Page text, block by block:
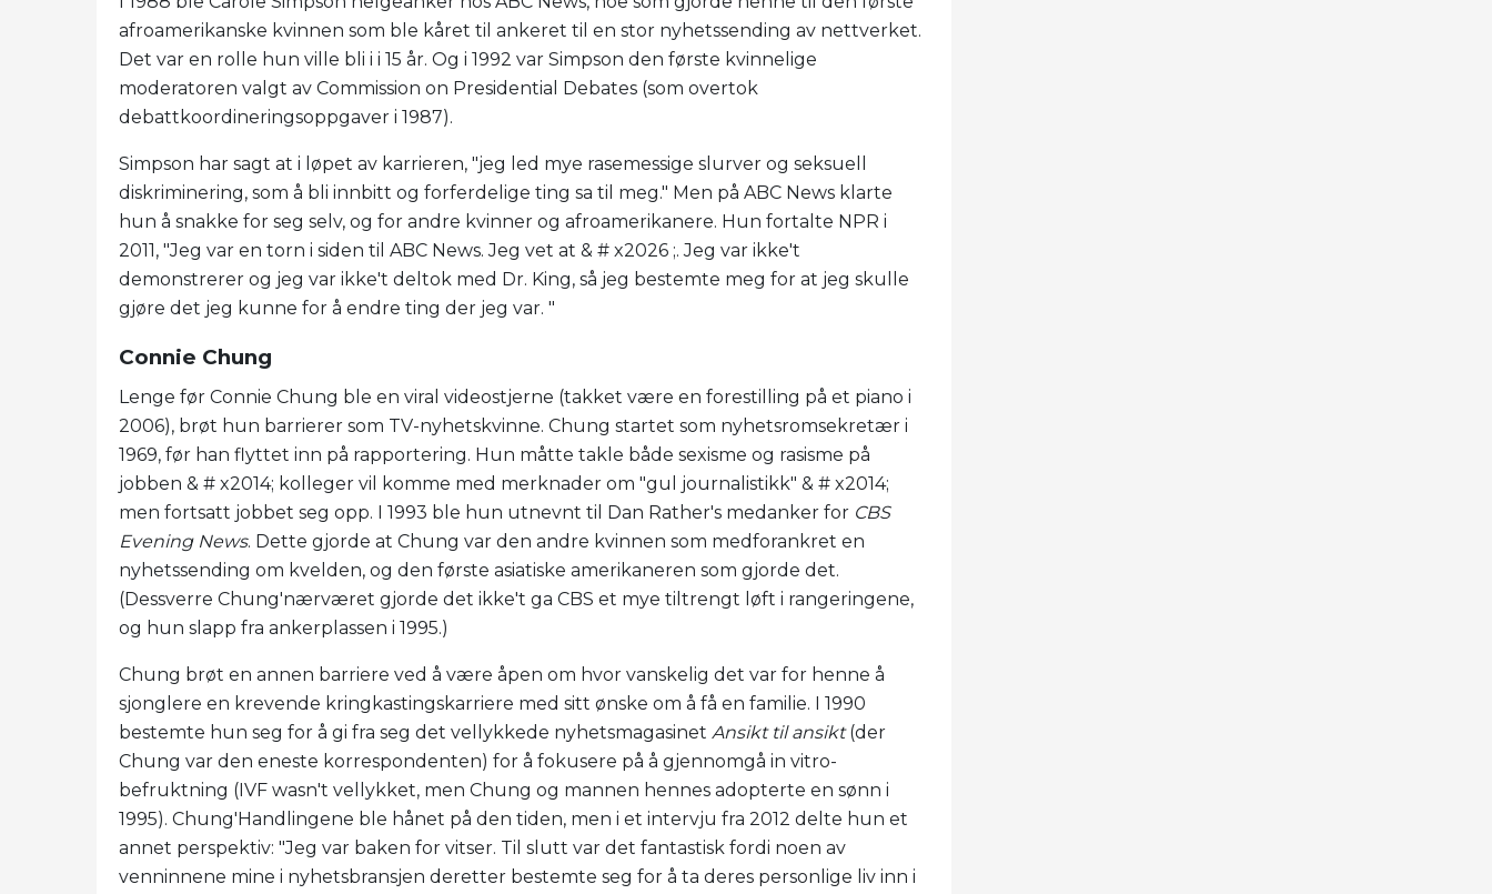
afroamerikanske kvinnen som ble kåret til ankeret til en stor nyhetssending av nettverket.
Det var en rolle hun ville bli i i 15 år. Og i 1992 var Simpson den første kvinnelige
moderatoren valgt av Commission on Presidential Debates (som overtok
debattkoordineringsoppgaver i 1987).
Simpson har sagt at i løpet av karrieren, "jeg led mye rasemessige slurver og seksuell
diskriminering, som å bli innbitt og forferdelige ting sa til meg." Men på ABC News klarte
hun å snakke for seg selv, og for andre kvinner og afroamerikanere. Hun fortalte NPR i
2011, "Jeg var en torn i siden til ABC News. Jeg vet at & # x2026 ;. Jeg var ikke't
demonstrerer og jeg var ikke't deltok med Dr. King, så jeg bestemte meg for at jeg skulle
gjøre det jeg kunne for å endre ting der jeg var. "
Connie Chung
Lenge før Connie Chung ble en viral videostjerne (takket være en forestilling på et piano i
2006), brøt hun barrierer som TV-nyhetskvinne. Chung startet som nyhetsromsekretær i
1969, før han flyttet inn på rapportering. Hun måtte takle både sexisme og rasisme på
jobben & # x2014; kolleger vil komme med merknader om "gul journalistikk" & # x2014;
men fortsatt jobbet seg opp. I 1993 ble hun utnevnt til Dan Rather's medanker for CBS
Evening News. Dette gjorde at Chung var den andre kvinnen som medforankret en
nyhetssending om kvelden, og den første asiatiske amerikaneren som gjorde det.
(Dessverre Chung'nærværet gjorde det ikke't ga CBS et mye tiltrengt løft i rangeringene,
og hun slapp fra ankerplassen i 1995.)
Chung brøt en annen barriere ved å være åpen om hvor vanskelig det var for henne å
sjonglere en krevende kringkastingskarriere med sitt ønske om å få en familie. I 1990
bestemte hun seg for å gi fra seg det vellykkede nyhetsmagasinet Ansikt til ansikt(der
Chung var den eneste korrespondenten) for å fokusere på å gjennomgå in vitro-
befruktning (IVF wasn't vellykket, men Chung og mannen hennes adopterte en sønn i
1995). Chung'Handlingene ble hånet på den tiden, men i et intervju fra 2012 delte hun et
annet perspektiv: "Jeg var baken for vitser. Til slutt var det fantastisk fordi noen av
venninnene mine i nyhetsbransjen deretter bestemte seg for å ta deres personlige liv inn i